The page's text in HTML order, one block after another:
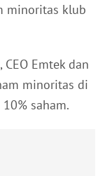
minoritas klub
Emtek dan
minoritas di
saham.